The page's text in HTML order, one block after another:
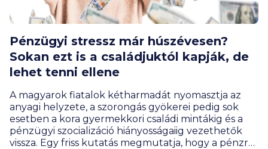
Pénzügyi stressz már húszévesen?
Sokan ezt is a családjuktól kapják, de
lehet tenni ellene
A magyarok fiatalok kétharmadát nyomasztja az
anyagi helyzete, a szorongás gyökerei pedig sok
esetben a kora gyermekkori családi mintákig és a
pénzügyi szocializáció hiányosságaiig vezethetők
vissza. Egy friss kutatás megmutatja, hogy a pénzről